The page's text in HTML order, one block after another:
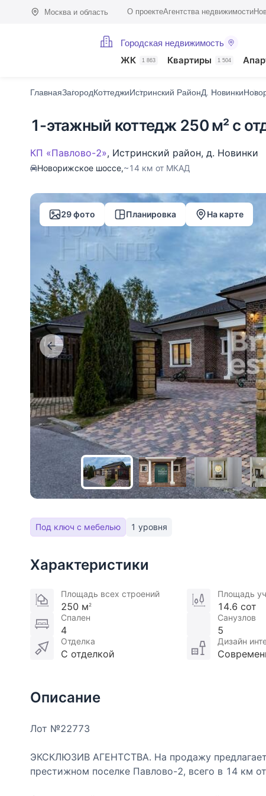
Москва и область О проектеАгентства недвижимости
Городская недвижимость
ЖК 1 863 Квартиры 1 504
ГлавнаяЗагородКоттеджиИстринский РайонД. Новинки
1-этажный коттедж 250 м² с
КП «Павлово-2», Истринский район, д. Новинки
Новорижское шоссе,~14 км от МКАД
29 фото Планировка На карте
Под ключ с мебелью 1 уровня
Характеристики
Площадь всех строений
250 м 2
Площадь
14.6 сот
Спален
4
Санузлов
5
Отделка
С отделкой
Дизайн
Описание
Лот №22773
ЭКСКЛЮЗИВ АГЕНТСТВА. На продажу
престижном поселке Павлово-2, всего в 14 км
ХарактеристикиОписаниеО поселкеНа карте